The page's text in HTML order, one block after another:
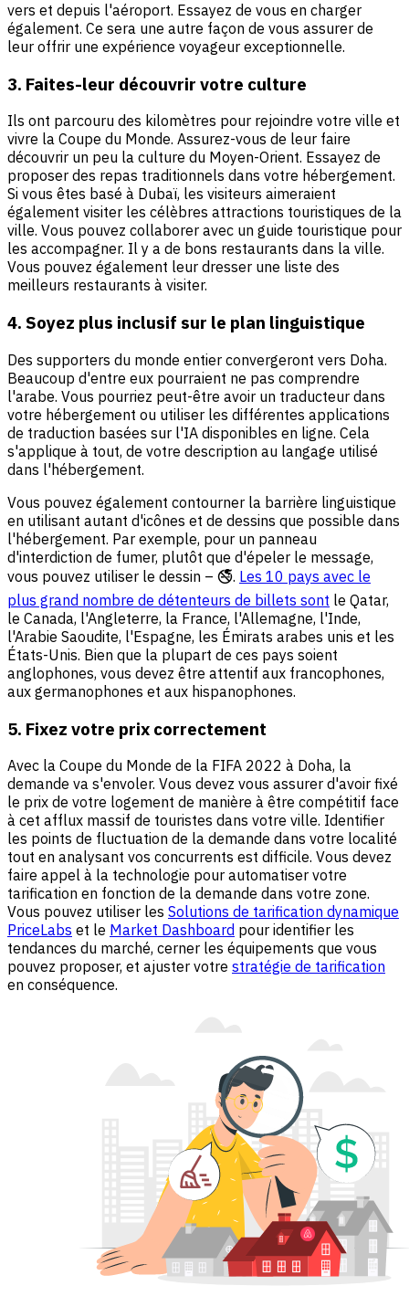
vers et depuis l'aéroport. Essayez de vous en charger
également. Ce sera une autre façon de vous assurer de
leur offrir une expérience voyageur exceptionnelle.
3. Faites-leur découvrir votre culture
Ils ont parcouru des kilomètres pour rejoindre votre ville et
vivre la Coupe du Monde. Assurez-vous de leur faire
découvrir un peu la culture du Moyen-Orient. Essayez de
proposer des repas traditionnels dans votre hébergement.
Si vous êtes basé à Dubaï, les visiteurs aimeraient
également visiter les célèbres attractions touristiques de la
ville. Vous pouvez collaborer avec un guide touristique pour
les accompagner. Il y a de bons restaurants dans la ville.
Vous pouvez également leur dresser une liste des
meilleurs restaurants à visiter.
4. Soyez plus inclusif sur le plan linguistique
Des supporters du monde entier convergeront vers Doha.
Beaucoup d'entre eux pourraient ne pas comprendre
l'arabe. Vous pourriez peut-être avoir un traducteur dans
votre hébergement ou utiliser les différentes applications
de traduction basées sur l'IA disponibles en ligne. Cela
s'applique à tout, de votre description au langage utilisé
dans l'hébergement.
Vous pouvez également contourner la barrière linguistique
en utilisant autant d'icônes et de dessins que possible dans
l'hébergement. Par exemple, pour un panneau
d'interdiction de fumer, plutôt que d'épeler le message,
vous pouvez utiliser le dessin – 🚭. Les 10 pays avec le
plus grand nombre de détenteurs de billets sont le Qatar,
le Canada, l'Angleterre, la France, l'Allemagne, l'Inde,
l'Arabie Saoudite, l'Espagne, les Émirats arabes unis et les
États-Unis. Bien que la plupart de ces pays soient
anglophones, vous devez être attentif aux francophones,
aux germanophones et aux hispanophones.
5. Fixez votre prix correctement
Avec la Coupe du Monde de la FIFA 2022 à Doha, la
demande va s'envoler. Vous devez vous assurer d'avoir fixé
le prix de votre logement de manière à être compétitif face
à cet afflux massif de touristes dans votre ville. Identifier
les points de fluctuation de la demande dans votre localité
tout en analysant vos concurrents est difficile. Vous devez
faire appel à la technologie pour automatiser votre
tarification en fonction de la demande dans votre zone.
Vous pouvez utiliser les Solutions de tarification dynamique
PriceLabs et le Market Dashboard pour identifier les
tendances du marché, cerner les équipements que vous
pouvez proposer, et ajuster votre stratégie de tarification
en conséquence.